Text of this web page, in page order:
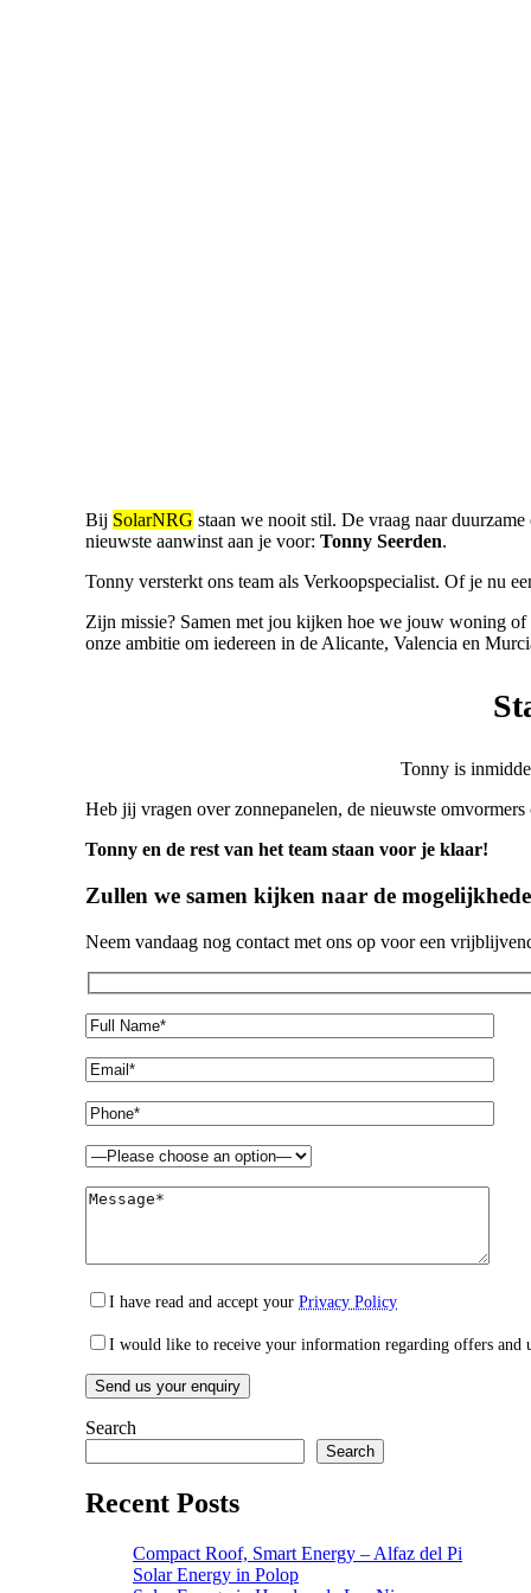
Bij SolarNRG staan we nooit stil. De vraag naar
nieuwste aanwinst aan je voor: Tonny Seerden.
Tonny versterkt ons team als Verkoopspecialist. Of je nu
Zijn missie? Samen met jou kijken hoe we jouw woning
onze ambitie om iedereen in de Alicante, Valencia en
Tonny is
Heb jij vragen over zonnepanelen, de nieuwste
Tonny en de rest van het team staan voor je klaar!
Zullen we samen kijken naar de
Neem vandaag nog contact met ons op voor een
I have read and accept your Privacy Policy
I would like to receive your information regarding offers and
Search
Search
Recent Posts
Compact Roof, Smart Energy – Alfaz del Pi
Solar Energy in Polop